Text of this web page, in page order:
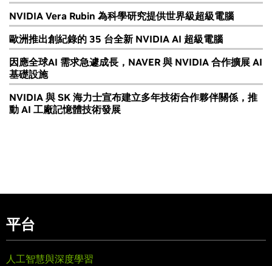
NVIDIA Vera Rubin 為科學研究提供世界級超級電腦
歐洲推出創紀錄的 35 台全新 NVIDIA AI 超級電腦
因應全球AI 需求急遽成長，NAVER 與 NVIDIA 合作擴展 AI
基礎設施
NVIDIA 與 SK 海力士宣布建立多年技術合作夥伴關係，推
動 AI 工廠記憶體技術發展
平台
人工智慧與深度學習